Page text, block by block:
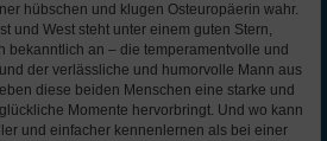
hübschen und klugen Osteuropäerin wahr.
und West steht unter einem guten Stern,
bekanntlich an – die temperamentvolle und
der verlässliche und humorvolle Mann aus
diese beiden Menschen eine starke und
Momente hervorbringt. Und wo kann
und einfacher kennenlernen als bei einer